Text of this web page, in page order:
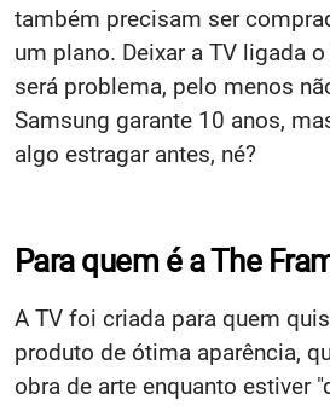
também precisam ser
um plano. Deixar a TV ligada
será problema, pelo menos
Samsung garante 10 anos,
algo estragar antes, né?
Para quem é a The
A TV foi criada para quem
produto de ótima aparência,
obra de arte enquanto estiver